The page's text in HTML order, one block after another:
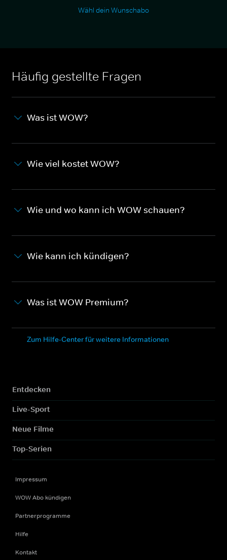
Wähl dein Wunschabo
Häufig gestellte Fragen
Was ist WOW?
Wie viel kostet WOW?
Wie und wo kann ich WOW schauen?
Wie kann ich kündigen?
Was ist WOW Premium?
Zum Hilfe-Center für weitere Informationen
Entdecken
Live-Sport
Neue Filme
Top-Serien
Impressum
WOW Abo kündigen
Partnerprogramme
Hilfe
Kontakt